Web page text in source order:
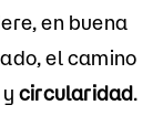
en buena
el camino
circularidad.